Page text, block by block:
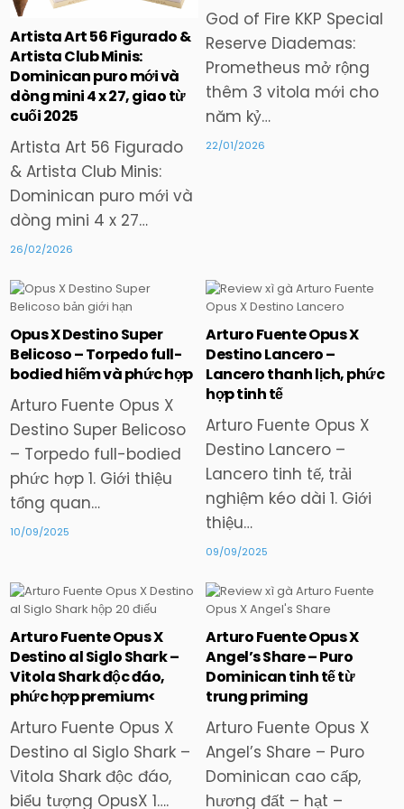
Artista Art 56 Figurado &
Artista Club Minis:
Dominican puro mới và
dòng mini 4 x 27, giao từ
cuối 2025
Artista Art 56 Figurado
& Artista Club Minis:
Dominican puro mới và
dòng mini 4 x 27…
26/02/2026
God of Fire KKP Special
Reserve Diademas:
Prometheus mở rộng
thêm 3 vitola mới cho
năm kỷ…
22/01/2026
Posted
in
Opus X Destino Super
Belicoso – Torpedo full-
bodied hiếm và phức hợp
Arturo Fuente Opus X
Destino Super Belicoso
– Torpedo full-bodied
phức hợp 1. Giới thiệu
tổng quan…
10/09/2025
Posted
in
Arturo Fuente Opus X
Destino Lancero –
Lancero thanh lịch, phức
hợp tinh tế
Arturo Fuente Opus X
Destino Lancero –
Lancero tinh tế, trải
nghiệm kéo dài 1. Giới
thiệu…
09/09/2025
Posted
in
Arturo Fuente Opus X
Destino al Siglo Shark –
Vitola Shark độc đáo,
phức hợp premium<
Arturo Fuente Opus X
Destino al Siglo Shark –
Vitola Shark độc đáo,
biểu tượng OpusX 1….
Posted
in
Arturo Fuente Opus X
Angel’s Share – Puro
Dominican tinh tế từ
trung priming
Arturo Fuente Opus X
Angel’s Share – Puro
Dominican cao cấp,
hương đất – hạt –